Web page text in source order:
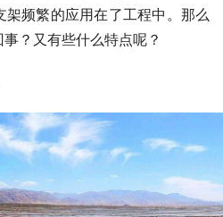
架频繁的应用在了工程中。那么
？又有些什么特点呢？